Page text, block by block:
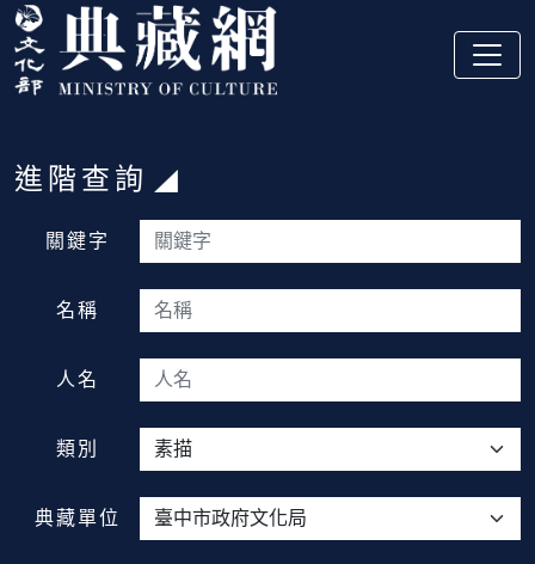
跳到主要內容
:::
:::
進階查詢
關鍵字
名稱
人名
類別
典藏單位